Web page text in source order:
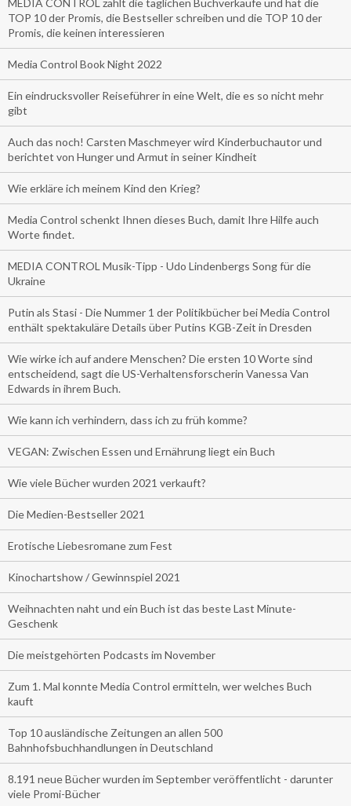
MEDIA CONTROL zählt die täglichen Buchverkäufe und hat die
TOP 10 der Promis, die Bestseller schreiben und die TOP 10 der
Promis, die keinen interessieren
Media Control Book Night 2022
Ein eindrucksvoller Reiseführer in eine Welt, die es so nicht mehr
gibt
Auch das noch! Carsten Maschmeyer wird Kinderbuchautor und
berichtet von Hunger und Armut in seiner Kindheit
Wie erkläre ich meinem Kind den Krieg?
Media Control schenkt Ihnen dieses Buch, damit Ihre Hilfe auch
Worte findet.
MEDIA CONTROL Musik-Tipp - Udo Lindenbergs Song für die
Ukraine
Putin als Stasi - Die Nummer 1 der Politikbücher bei Media Control
enthält spektakuläre Details über Putins KGB-Zeit in Dresden
Wie wirke ich auf andere Menschen? Die ersten 10 Worte sind
entscheidend, sagt die US-Verhaltensforscherin Vanessa Van
Edwards in ihrem Buch.
Wie kann ich verhindern, dass ich zu früh komme?
VEGAN: Zwischen Essen und Ernährung liegt ein Buch
Wie viele Bücher wurden 2021 verkauft?
Die Medien-Bestseller 2021
Erotische Liebesromane zum Fest
Kinochartshow / Gewinnspiel 2021
Weihnachten naht und ein Buch ist das beste Last Minute-
Geschenk
Die meistgehörten Podcasts im November
Zum 1. Mal konnte Media Control ermitteln, wer welches Buch
kauft
Top 10 ausländische Zeitungen an allen 500
Bahnhofsbuchhandlungen in Deutschland
8.191 neue Bücher wurden im September veröffentlicht - darunter
viele Promi-Bücher